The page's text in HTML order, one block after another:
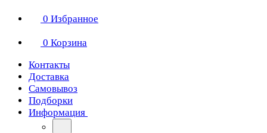
0 Избранное
0 Корзина
Контакты
Доставка
Самовывоз
Подборки
Информация